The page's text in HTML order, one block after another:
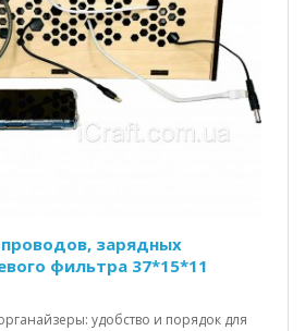
зарядных
фильтра 37*15*11
удобство и порядок для